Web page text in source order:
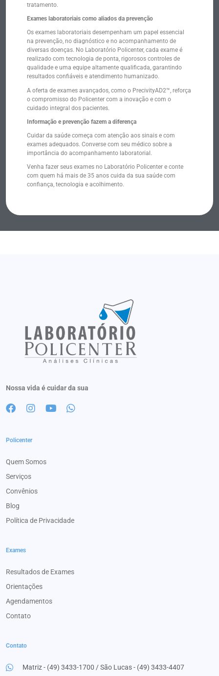
tratamento.
Exames laboratoriais como aliados da prevenção
Os exames laboratoriais desempenham um papel essencial
na prevenção, no diagnóstico e no acompanhamento de
diversas doenças. No Laboratório Policenter, cada exame é
realizado com tecnologia de ponta, rigorosos controles de
qualidade e uma equipe altamente qualificada, garantindo
resultados confiáveis e atendimento humanizado.
A oferta de exames avançados, como o PrecivityAD2™, reforça
o compromisso do Policenter com a inovação e com o
cuidado integral dos pacientes.
Informação e prevenção fazem a diferença
Cuidar da saúde começa com atenção aos sinais e com
exames adequados. Converse com seu médico sobre a
importância do acompanhamento laboratorial.
Venha fazer seus exames no Laboratório Policenter e conte
com quem há mais de 35 anos cuida da sua saúde com
confiança, tecnologia e acolhimento.
Nossa vida é cuidar da sua
Policenter
Quem Somos
Serviços
Convênios
Blog
Política de Privacidade
Exames
Resultados de Exames
Orientações
Agendamentos
Contato
Contato
Matriz - (49) 3433-1700 / São Lucas - (49) 3433-4407